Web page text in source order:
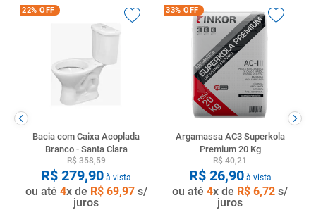
22% OFF
Bacia com Caixa Acoplada
Branco - Santa Clara
R$ 358,59
R$ 279,90 à vista
ou até 4x de R$ 69,97s/
juros
33% OFF
Argamassa AC3 Superkola
Premium 20 Kg
R$ 40,21
R$ 26,90à vista
ou até 4x de R$ 6,72 s/
juros